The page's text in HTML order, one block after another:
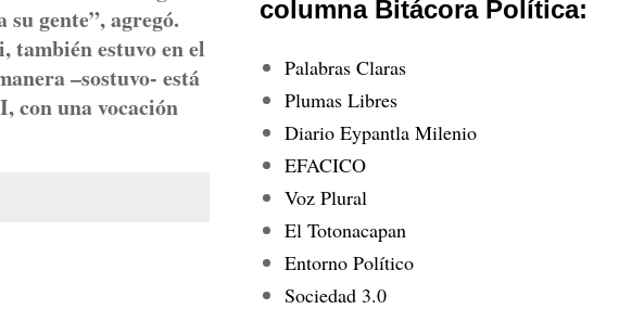
gente”, agregó.
estuvo en el
–sostuvo- está
con una vocación
columna Bitácora Política:
Palabras Claras
Plumas Libres
Diario Eypantla Milenio
EFACICO
Voz Plural
El Totonacapan
Entorno Político
Sociedad 3.0